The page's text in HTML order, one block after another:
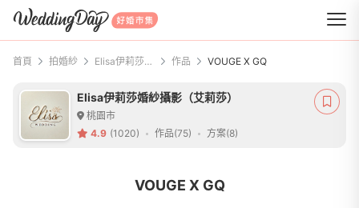
WeddingDay 好婚市集
首頁 拍婚紗 Elisa伊莉莎婚紗攝影（艾莉莎） 作品 VOUGE X GQ
Elisa伊莉莎婚紗攝影（艾莉莎）
桃園市
4.9 (1020) 作品(75) 方案(8)
VOUGE X GQ